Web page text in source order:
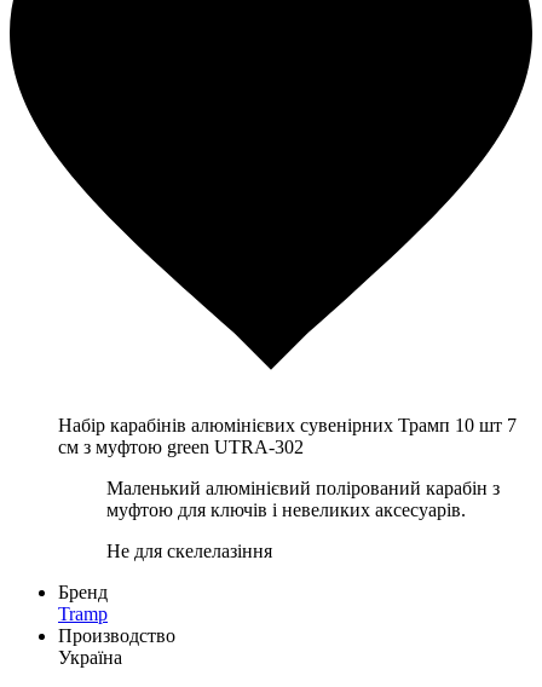
Набір карабінів алюмінієвих сувенірних Трамп 10 шт 7
см з муфтою green UTRA-302
Маленький алюмінієвий полірований карабін з
муфтою для ключів і невеликих аксесуарів.
Не для скелелазіння
Бренд
Tramp
Производство
Україна